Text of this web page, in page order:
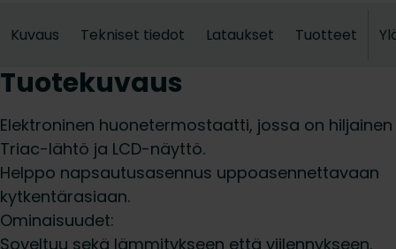
Kuvaus Tekniset tiedot Lataukset Tuotteet
Tuotekuvaus
Elektroninen huonetermostaatti, jossa on hiljainen
Triac-lähtö ja LCD-näyttö.
Helppo napsautusasennus uppoasennettavaan
kytkentärasiaan.
Ominaisuudet:
Soveltuu sekä lämmitykseen että viilennykseen.